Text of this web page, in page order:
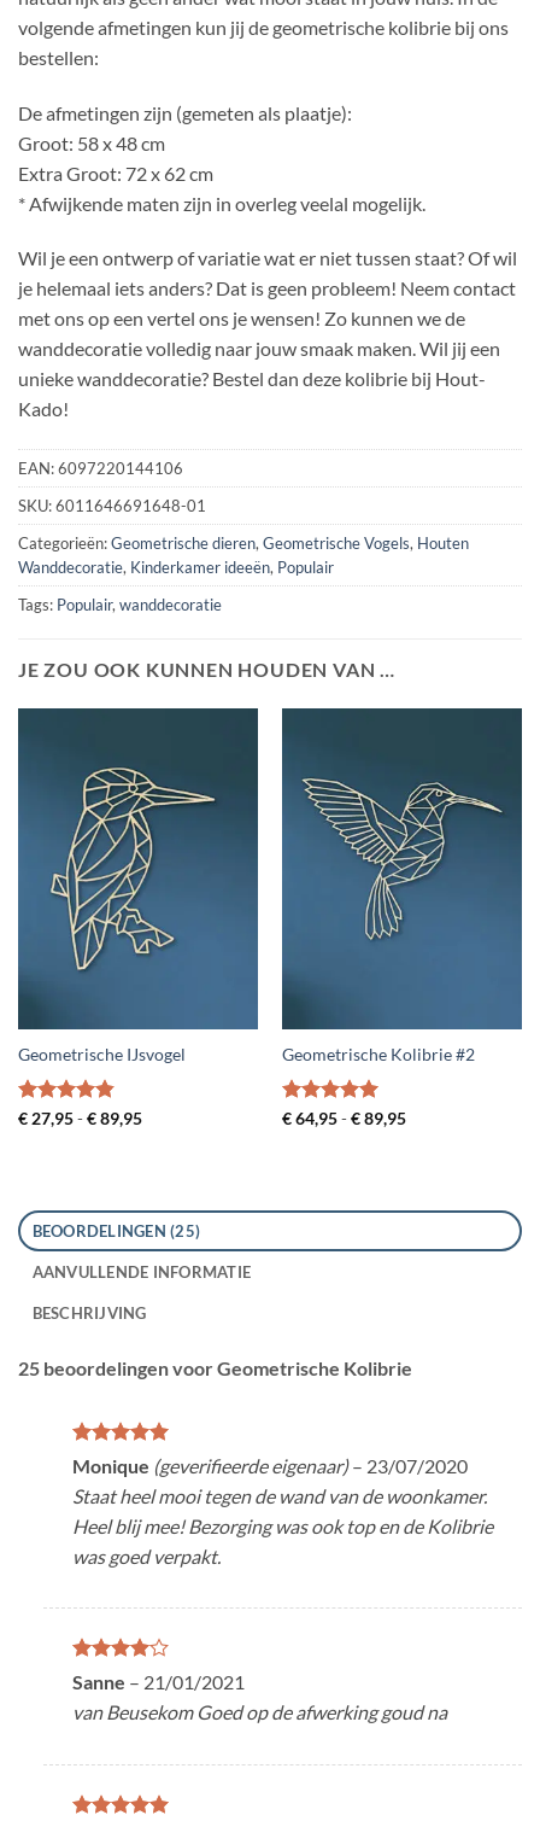
volgende afmetingen kun jij de geometrische kolibrie bij ons
bestellen:
De afmetingen zijn (gemeten als plaatje):
Groot: 58 x 48 cm
Extra Groot: 72 x 62 cm
* Afwijkende maten zijn in overleg veelal mogelijk.
Wil je een ontwerp of variatie wat er niet tussen staat? Of wil
je helemaal iets anders? Dat is geen probleem! Neem contact
met ons op een vertel ons je wensen! Zo kunnen we de
wanddecoratie volledig naar jouw smaak maken. Wil jij een
unieke wanddecoratie? Bestel dan deze kolibrie bij Hout-
Kado!
EAN:6097220144106
SKU:6011646691648-01
Categorieën:Geometrische dieren,Geometrische Vogels, Houten
Wanddecoratie, Kinderkamer ideeën, Populair
Tags: Populair,wanddecoratie
JE ZOU OOK KUNNEN HOUDEN VAN …
Geometrische IJsvogel
Gewaardeerd
€27,95 - €89,95Prijsklasse:
Geometrische Kolibrie #2
Gewaardeerd
€64,95 - €89,95Prijsklasse:
BEOORDELINGEN (25)
AANVULLENDE INFORMATIE
BESCHRIJVING
25 beoordelingen voorGeometrische Kolibrie
Gewaardeerd
5 uit 5
Monique (geverifieerde eigenaar) – 23/07/2020
Staat heel mooi tegen de wand van de woonkamer.
Heel blij mee! Bezorging was ook top en de Kolibrie
was goed verpakt.
Gewaardeerd
4uit 5
Sanne – 21/01/2021
van Beusekom Goed op de afwerking goud na